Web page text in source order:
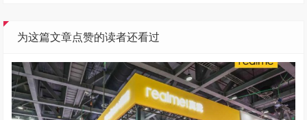
为这篇文章点赞的读者还看过